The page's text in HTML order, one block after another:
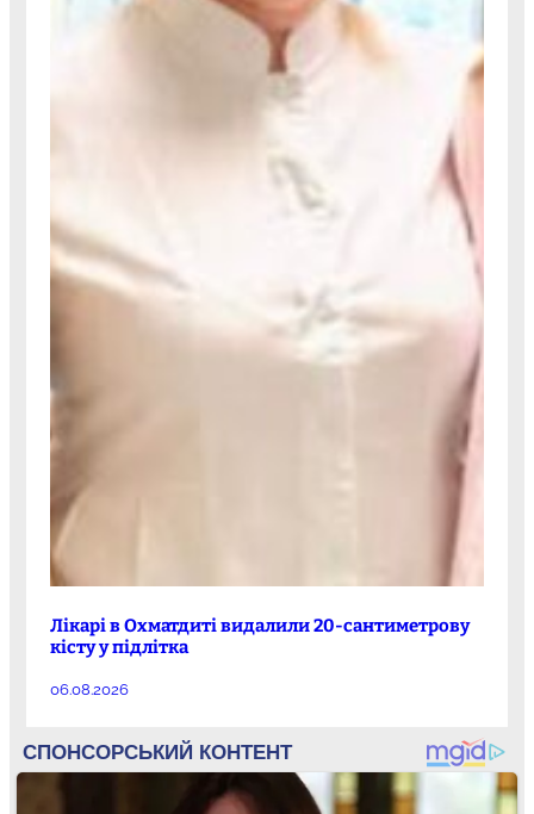
Лікарі в Охматдиті видалили 20-сантиметрову
кісту у підлітка
06.08.2026